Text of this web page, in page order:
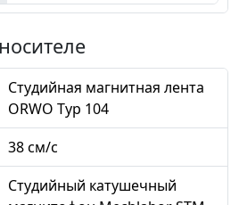
Студийная магнитная лента
ORWO Typ 104
38 см/с
Студийный катушечный